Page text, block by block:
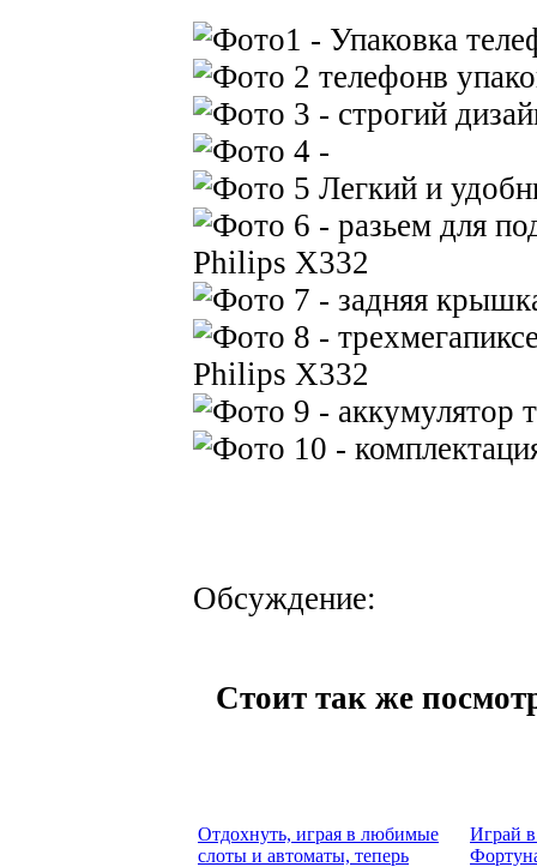
Обсуждение:
Стоит так же
Отдохнуть, играя в любимые
слоты и автоматы, теперь
Играй